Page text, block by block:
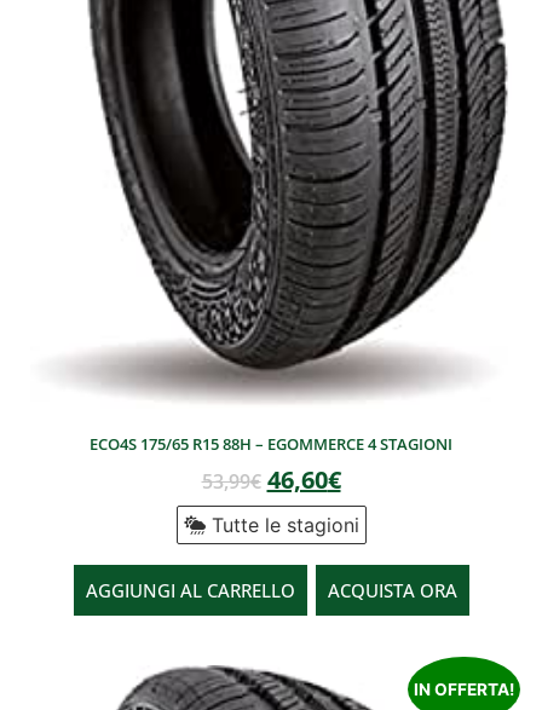
ECO4S 175/65 R15 88H – EGOMMERCE 4 STAGIONI
53,99€ 46,60€
Tutte le stagioni
AGGIUNGI AL CARRELLO ACQUISTA ORA
IN OFFERTA!